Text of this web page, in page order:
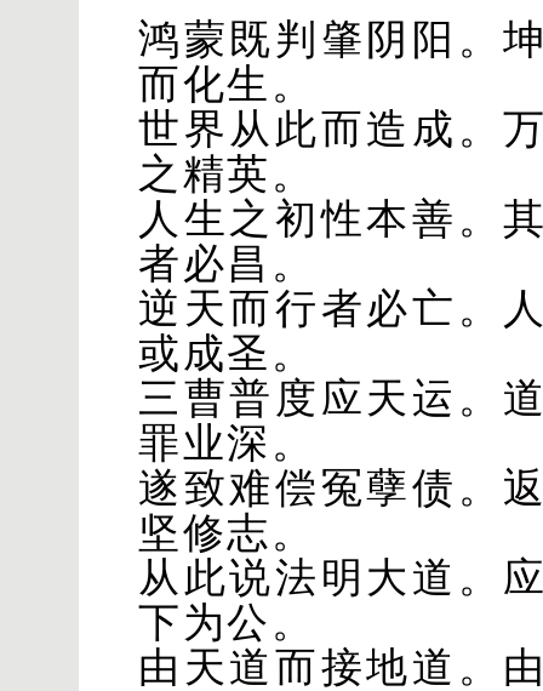
鸿蒙既判肇阴阳。
而化生。
世界从此而造成。
之精英。
人生之初性本善。
者必昌。
逆天而行者必亡。
或成圣。
三曹普度应天运。
罪业深。
遂致难偿冤孽债。
坚修志。
从此说法明大道。
下为公。
由天道而接地道。